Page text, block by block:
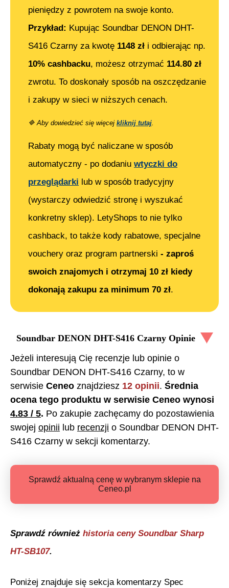
pieniędzy z powrotem na swoje konto.
Przykład: Kupując Soundbar DENON DHT-
S416 Czarny za kwotę 1148 zł i odbierając np.
10% cashbacku, możesz otrzymać 114.80 zł
zwrotu. To doskonały sposób na oszczędzanie
i zakupy w sieci w niższych cenach.
🔷 Aby dowiedzieć się więcej kliknij tutaj.
Rabaty mogą być naliczane w sposób
automatyczny - po dodaniu wtyczki do
przeglądarki lub w sposób tradycyjny
(wystarczy odwiedzić stronę i wyszukać
konkretny sklep). LetyShops to nie tylko
cashback, to także kody rabatowe, specjalne
vouchery oraz program partnerski - zaproś
swoich znajomych i otrzymaj 10 zł kiedy
dokonają zakupu za minimum 70 zł.
Soundbar DENON DHT-S416 CzarnyOpinie
Jeżeli interesują Cię recenzje lub opinie o
Soundbar DENON DHT-S416 Czarny, to w
serwisie Ceneo znajdziesz 12 opinii. Średnia
ocena tego produktu w serwisie Ceneo wynosi
4.83 / 5. Po zakupie zachęcamy do pozostawienia
swojej opinii lub recenzji o Soundbar DENON DHT-
S416 Czarny w sekcji komentarzy.
Sprawdź aktualną cenę w wybranym sklepie na
Ceneo.pl
Sprawdź również historia ceny Soundbar Sharp
HT-SB107.
Poniżej znajduje się sekcja komentarzy Spec